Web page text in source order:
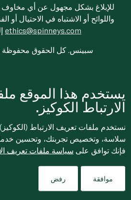
للإبلاغ بشكل مجهول عن أي مخاوف
واللوائح أو الاشتباه في الاحتيال أو
ethics@spinneys.com
© 2020-2026 سبينس. كل الحقوق محفوظة
يستخدم هذا الموقع
الارتباط الكوكيز.
نستخدم ملفات تعريف الارتباط
سلاسة، وتخصيص تجربتك، وتحسين
فإنك توافق على سياسة ملفات تعريف
موافقة رفض